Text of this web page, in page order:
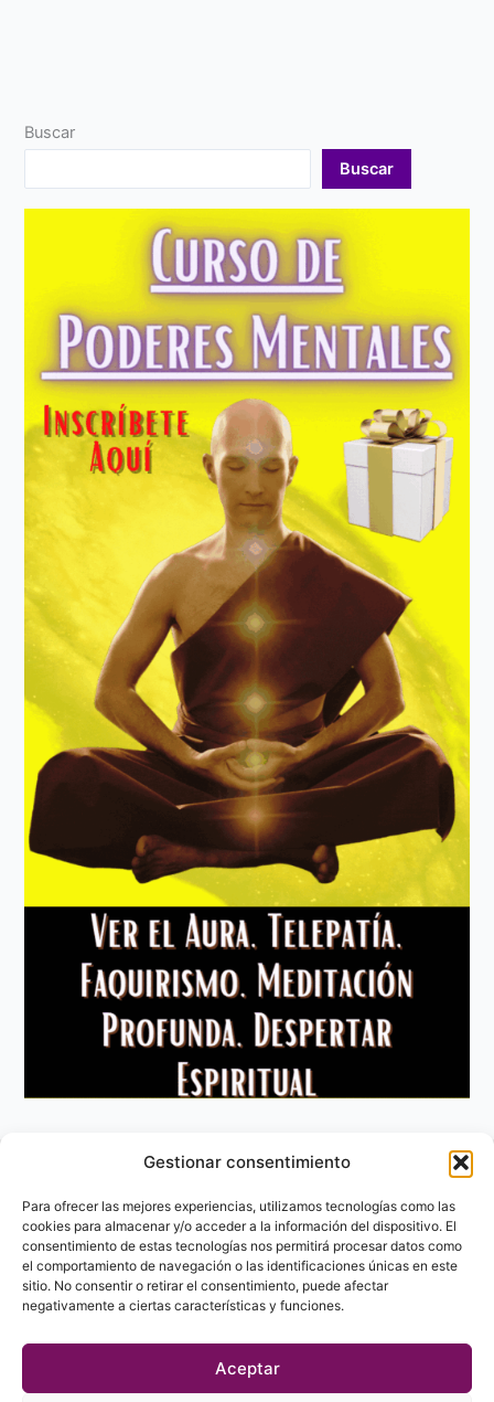
Gestionar consentimiento
Para ofrecer las mejores experiencias, utilizamos tecnologías como las
cookies para almacenar y/o acceder a la información del dispositivo. El
consentimiento de estas tecnologías nos permitirá procesar datos como
el comportamiento de navegación o las identificaciones únicas en este
sitio. No consentir o retirar el consentimiento, puede afectar
negativamente a ciertas características y funciones.
Aceptar
Buscar
Buscar
Aviso Legal
Política de privacidad
Política de Cookies
Contacto